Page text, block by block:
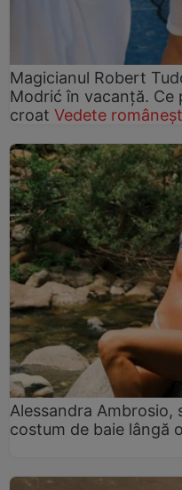
Magicianul Robert
Modrić în vacanță.
croat Vedete
Alessandra Ambrosio,
costum de baie lângă